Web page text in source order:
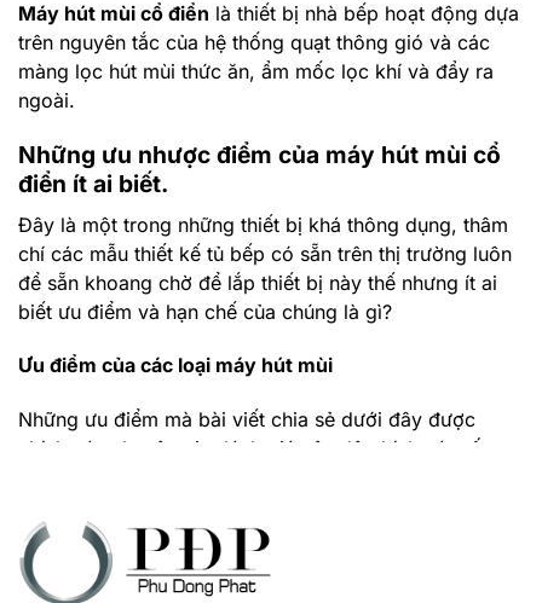
Máy hút mùi cổ điển là thiết bị nhà bếp hoạt động dựa
trên nguyên tắc của hệ thống quạt thông gió và các
màng lọc hút mùi thức ăn, ẩm mốc lọc khí và đẩy ra
ngoài.
Những ưu nhược điểm của máy hút mùi cổ
điển ít ai biết.
Đây là một trong những thiết bị khá thông dụng, thâm
chí các mẫu thiết kế tủ bếp có sẵn trên thị trường luôn
để sẵn khoang chờ để lắp thiết bị này thế nhưng ít ai
biết ưu điểm và hạn chế của chúng là gì?
Ưu điểm của các loại máy hút mùi
Những ưu điểm mà bài viết chia sẻ dưới đây được
chính các chuyên gia đánh giá nên độ chính xác rất
trong đời sống:
Kiểu dáng , kích thước nhỏ gọn